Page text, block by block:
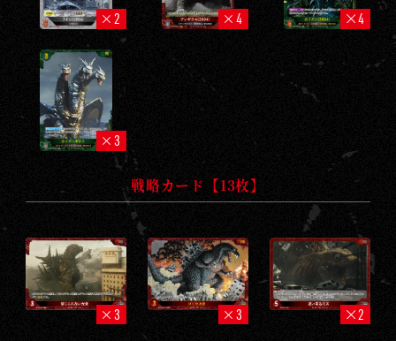
2 4 4
3
戦略カード【13枚】
3 3 2